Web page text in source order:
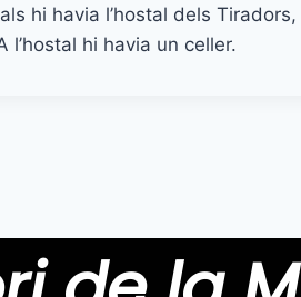
hi havia l’hostal dels
hi havia un celler.